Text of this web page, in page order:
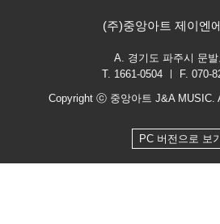
(주)중앙아트 제이엔
A. 경기도 파주시 문발
T. 1661-0504 ㅣ F. 070-
Copyright ⓒ 중앙아트 J&A MUSIC.
PC 버전으로 보